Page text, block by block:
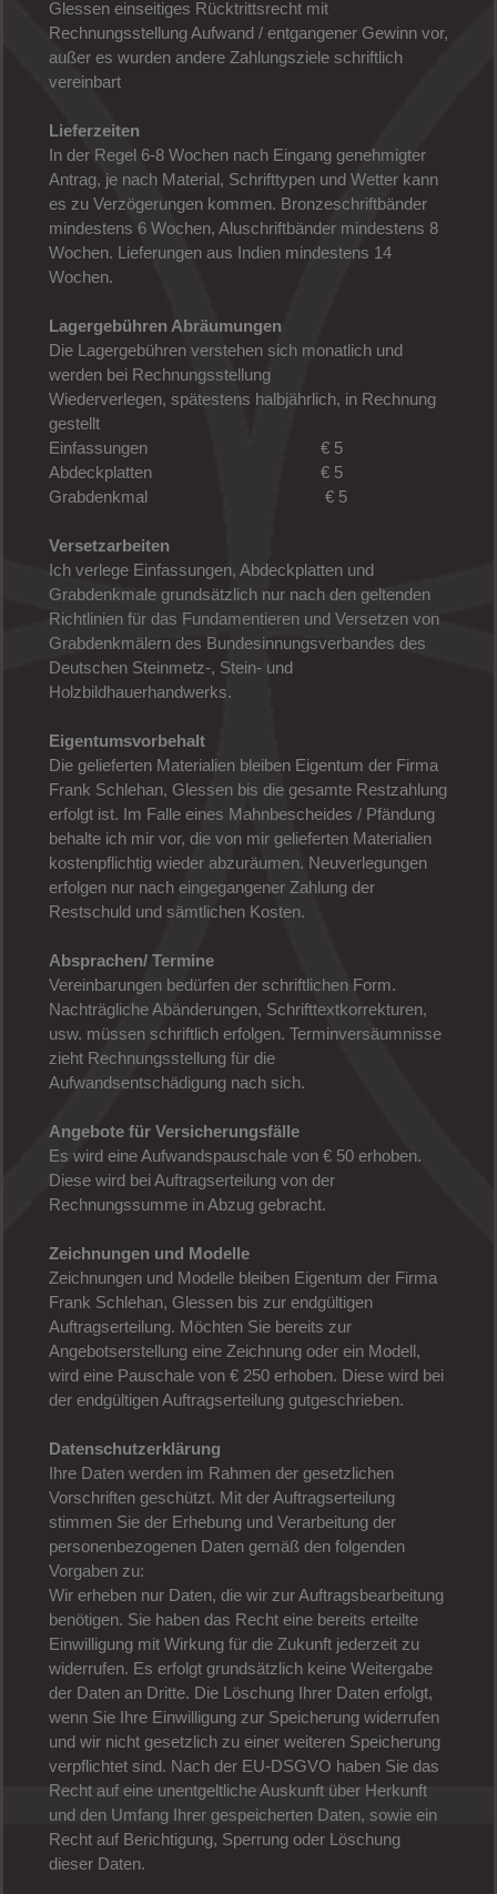
Glessen einseitiges Rücktrittsrecht mit
Rechnungsstellung Aufwand / entgangener Gewinn vor,
außer es wurden andere Zahlungsziele schriftlich
vereinbart
Lieferzeiten
In der Regel 6-8 Wochen nach Eingang genehmigter
Antrag, je nach Material, Schrifttypen und Wetter kann
es zu Verzögerungen kommen. Bronzeschriftbänder
mindestens 6 Wochen, Aluschriftbänder mindestens 8
Wochen. Lieferungen aus Indien mindestens 14
Wochen.
Lagergebühren Abräumungen
Die Lagergebühren verstehen sich monatlich und
werden bei Rechnungsstellung
Wiederverlegen, spätestens halbjährlich, in Rechnung
gestellt
Einfassungen € 5
Abdeckplatten € 5
Grabdenkmal € 5
Versetzarbeiten
Ich verlege Einfassungen, Abdeckplatten und
Grabdenkmale grundsätzlich nur nach den geltenden
Richtlinien für das Fundamentieren und Versetzen von
Grabdenkmälern des Bundesinnungsverbandes des
Deutschen Steinmetz-, Stein- und
Holzbildhauerhandwerks.
Eigentumsvorbehalt
Die gelieferten Materialien bleiben Eigentum der Firma
Frank Schlehan, Glessen bis die gesamte Restzahlung
erfolgt ist. Im Falle eines Mahnbescheides / Pfändung
behalte ich mir vor, die von mir gelieferten Materialien
kostenpflichtig wieder abzuräumen. Neuverlegungen
erfolgen nur nach eingegangener Zahlung der
Restschuld und sämtlichen Kosten.
Absprachen/ Termine
Vereinbarungen bedürfen der schriftlichen Form.
Nachträgliche Abänderungen, Schrifttextkorrekturen,
usw. müssen schriftlich erfolgen. Terminversäumnisse
zieht Rechnungsstellung für die
Aufwandsentschädigung nach sich.
Angebote für Versicherungsfälle
Es wird eine Aufwandspauschale von € 50 erhoben.
Diese wird bei Auftragserteilung von der
Rechnungssumme in Abzug gebracht.
Zeichnungen und Modelle
Zeichnungen und Modelle bleiben Eigentum der Firma
Frank Schlehan, Glessen bis zur endgültigen
Auftragserteilung. Möchten Sie bereits zur
Angebotserstellung eine Zeichnung oder ein Modell,
wird eine Pauschale von € 250 erhoben. Diese wird bei
der endgültigen Auftragserteilung gutgeschrieben.
Datenschutzerklärung
Ihre Daten werden im Rahmen der gesetzlichen
Vorschriften geschützt. Mit der Auftragserteilung
stimmen Sie der Erhebung und Verarbeitung der
personenbezogenen Daten gemäß den folgenden
Vorgaben zu:
Wir erheben nur Daten, die wir zur Auftragsbearbeitung
benötigen. Sie haben das Recht eine bereits erteilte
Einwilligung mit Wirkung für die Zukunft jederzeit zu
widerrufen. Es erfolgt grundsätzlich keine Weitergabe
der Daten an Dritte. Die Löschung Ihrer Daten erfolgt,
wenn Sie Ihre Einwilligung zur Speicherung widerrufen
und wir nicht gesetzlich zu einer weiteren Speicherung
verpflichtet sind. Nach der EU-DSGVO haben Sie das
Recht auf eine unentgeltliche Auskunft über Herkunft
und den Umfang Ihrer gespeicherten Daten, sowie ein
Recht auf Berichtigung, Sperrung oder Löschung
dieser Daten.